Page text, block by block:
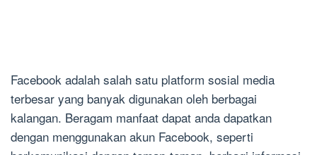
Facebook adalah salah satu platform sosial media
terbesar yang banyak digunakan oleh berbagai
kalangan. Beragam manfaat dapat anda dapatkan
dengan menggunakan akun Facebook, seperti